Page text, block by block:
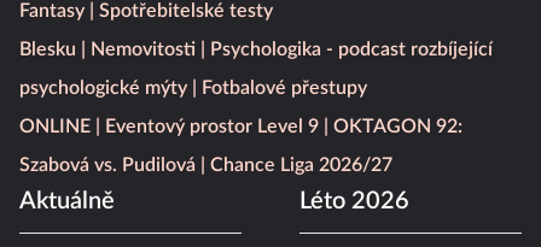
Fantasy
Spotřebitelské testy
Blesku
Nemovitosti
Psychologika - podcast rozbíjející
psychologické mýty
Fotbalové přestupy
ONLINE
Eventový prostor Level 9
OKTAGON 92:
Szabová vs. Pudilová
Chance Liga 2026/27
Aktuálně Léto 2026